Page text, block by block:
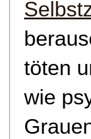
töten
wie